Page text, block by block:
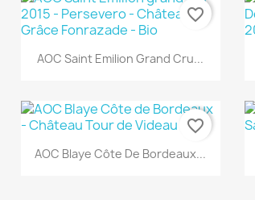
Aperçu rapide
AOC Saint Emilion Grand Cru...
favorite_border
Aperçu rapide
AOC Blaye Côte De Bordeaux...
favorite_border